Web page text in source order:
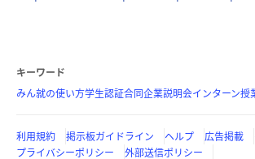
キーワード
みん就の使い方学生認証合同企業説明会インターン授
利用規約 掲示板ガイドライン ヘルプ 広告掲載
プライバシーポリシー
外部送信ポリシー